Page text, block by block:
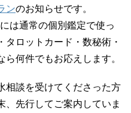
ンのお知らせです。
は通常の個別鑑定で使っ
ロットカード・数秘術・
何件でもお応えします。
相談を受けてくださった方
、先行してご案内していま